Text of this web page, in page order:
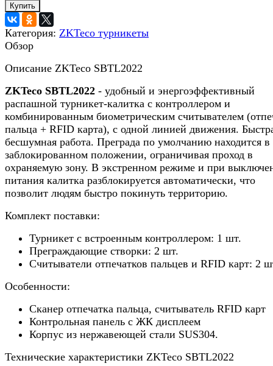
Купить
Категория: ZKTeco турникеты
Обзор
Описание ZKTeco SBTL2022
ZKTeco SBTL2022 - удобный и энергоэффективный
распашной турникет-калитка c контроллером и
комбинированным биометрическим считывателем
пальца + RFID карта), с одной линией движения.
бесшумная работа. Преграда по умолчанию находится в
заблокированном положении, ограничивая проход в
охраняемую зону. В экстренном режиме и при
питания калитка разблокируется автоматически, что
позволит людям быстро покинуть территорию.
Комплект поставки:
Турникет с встроенным контроллером: 1 шт.
Преграждающие створки: 2 шт.
Считыватели отпечатков пальцев и RFID карт: 2
Особенности:
Сканер отпечатка пальца, считыватель RFID карт
Контрольная панель с ЖК дисплеем
Корпус из нержавеющей стали SUS304.
Технические характеристики ZKTeco SBTL2022